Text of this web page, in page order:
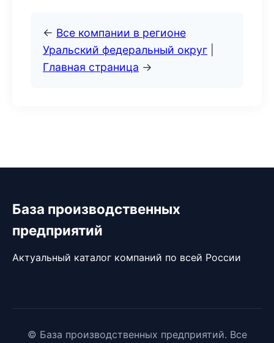
← Все компании в регионе
Уральский федеральный округ
Главная страница →
База производственных
предприятий
Актуальный каталог компаний по всей России
© База производственных предприятий. Все